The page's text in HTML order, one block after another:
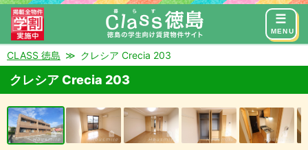
MENU
来店予約 お問い合わせ
CLASS 徳島 クレシア Crecia 203
クレシア Crecia 203